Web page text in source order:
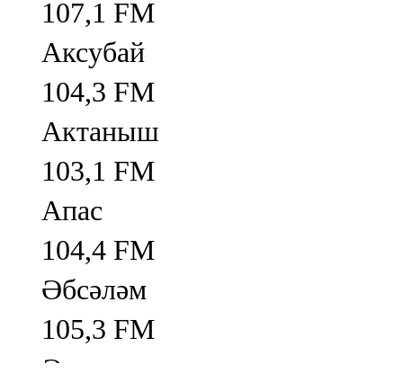
107,1 FM
Аксубай
104,3 FM
Актаныш
103,1 FM
Апас
104,4 FM
Әбсәләм
105,3 FM
Әлмәт